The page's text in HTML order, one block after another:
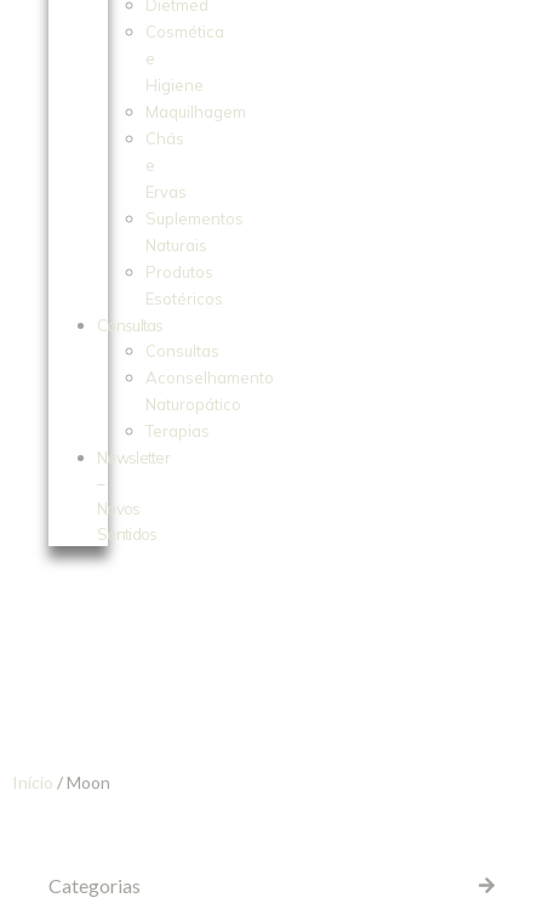
Dietmed
Cosmética
e
Higiene
Maquilhagem
Chás
e
Ervas
Suplementos
Naturais
Produtos
Esotéricos
Consultas
Consultas
Aconselhamento
Naturopático
Terapias
Newsletter
–
Novos
Sentidos
Início / Moon
Categorias